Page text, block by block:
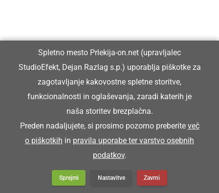
Spletno mesto Prlekija-on.net (upravljalec
StudioEfekt, Dejan Razlag s.p.) uporablja piškotke za
zagotavljanje kakovostne spletne storitve,
funkcionalnosti in oglaševanja, zaradi katerih je
naša storitev brezplačna.
Preden nadaljujete, si prosimo pozorno preberite več
o piškotkih in pravila uporabe ter varstvo osebnih
podatkov.
Sprejmi Nastavitve Zavrni